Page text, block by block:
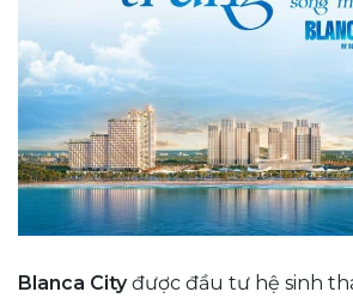
Blanca Cityđược đầu tư hệ sinh